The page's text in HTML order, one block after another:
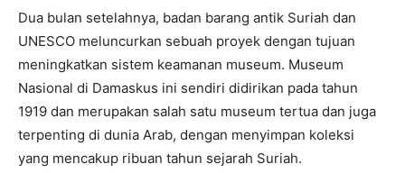
Dua bulan setelahnya, badan barang antik Suriah dan
UNESCO meluncurkan sebuah proyek dengan tujuan
meningkatkan sistem keamanan museum. Museum
Nasional di Damaskus ini sendiri didirikan pada tahun
1919 dan merupakan salah satu museum tertua dan juga
terpenting di dunia Arab, dengan menyimpan koleksi
yang mencakup ribuan tahun sejarah Suriah.